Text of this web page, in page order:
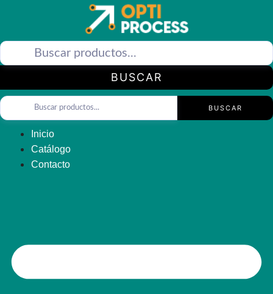
BUSCAR
BUSCAR
Inicio
Catálogo
Contacto